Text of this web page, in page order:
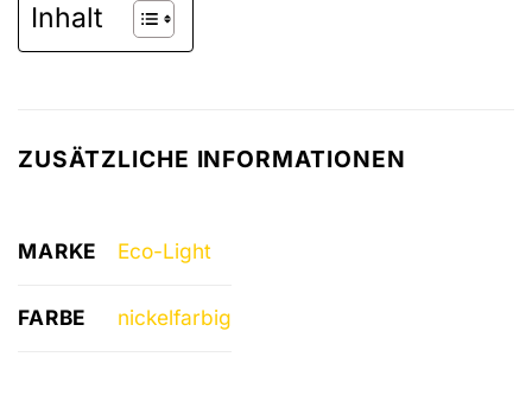
Inhalt
ZUSÄTZLICHE INFORMATIONEN
MARKE Eco-Light
FARBE nickelfarbig